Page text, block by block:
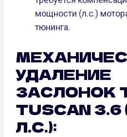
мощности (л.с.)
тюнинга.
УДАЛЕНИЕ
ЗАСЛОНОК
TUSCAN 3.6
Л.С.):